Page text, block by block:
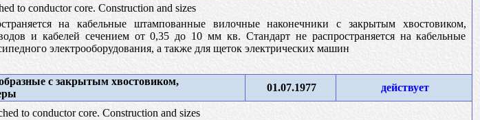
to conductor core. Construction and sizes
на кабельные штампованные вилочные наконечники с закрытым хвостовиком,
и кабелей сечением от 0,35 до 10 мм кв. Стандарт не распространяется на кабельные
электрооборудования, а также для щеток электрических машин
с закрытым хвостовиком,
01.07.1977 действует
to conductor core. Construction and sizes